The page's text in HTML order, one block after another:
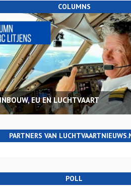
COLUMNS
EU EN LUCHTVAART
PARTNERS VAN
POLL